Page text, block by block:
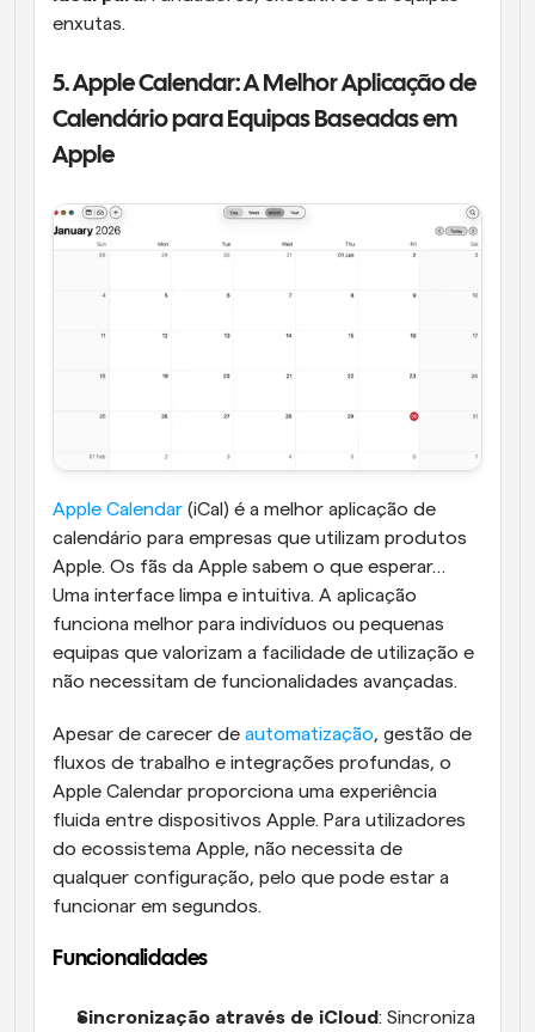
enxutas.
5. Apple Calendar: A Melhor Aplicação de
Calendário para Equipas Baseadas em
Apple
Apple Calendar (iCal) é a melhor aplicação de
calendário para empresas que utilizam produtos
Apple. Os fãs da Apple sabem o que esperar…
Uma interface limpa e intuitiva. A aplicação
funciona melhor para indivíduos ou pequenas
equipas que valorizam a facilidade de utilização e
não necessitam de funcionalidades avançadas.
Apesar de carecer de automatização, gestão de
fluxos de trabalho e integrações profundas, o
Apple Calendar proporciona uma experiência
fluida entre dispositivos Apple. Para utilizadores
do ecossistema Apple, não necessita de
qualquer configuração, pelo que pode estar a
funcionar em segundos.
Funcionalidades
Sincronização através de iCloud: Sincroniza